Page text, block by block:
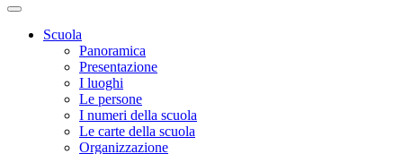
Scuola
Panoramica
Presentazione
I luoghi
Le persone
I numeri della scuola
Le carte della scuola
Organizzazione